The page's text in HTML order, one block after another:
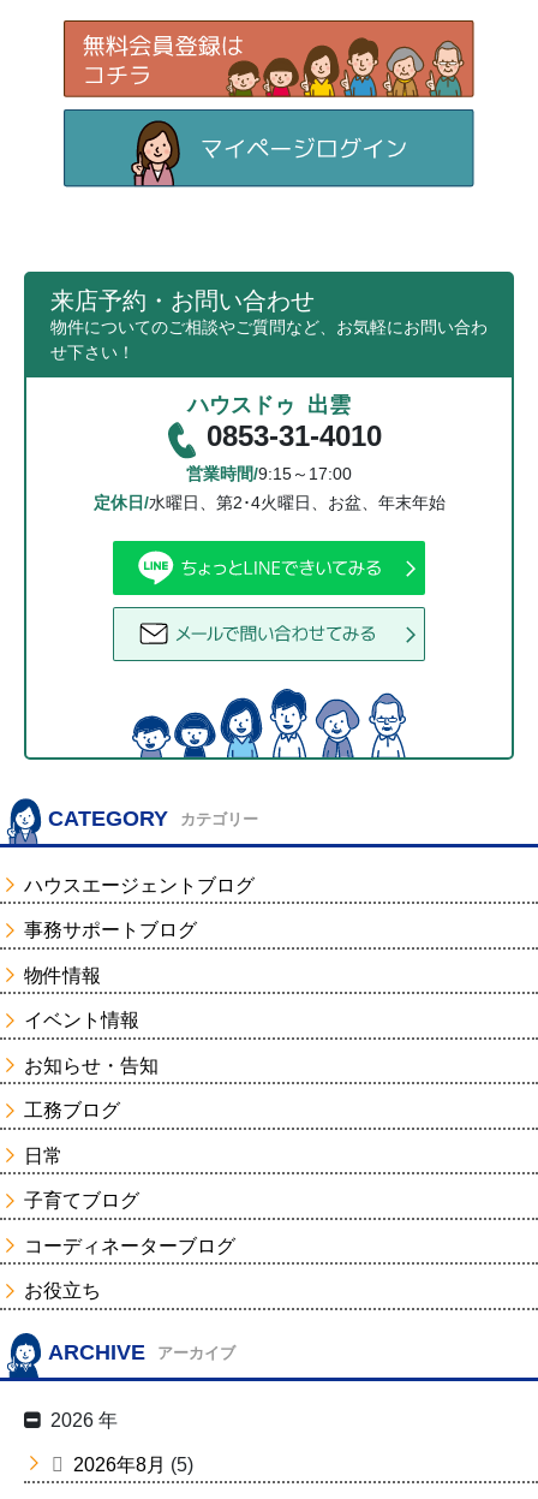
来店予約・お問い合わせ
物件についてのご相談やご質問など、お気軽にお問い合わ
せ下さい！
ハウスドゥ 出雲
0853-31-4010
営業時間/9:15～17:00
定休日/水曜日、第2･4火曜日、お盆、年末年始
CATEGORY カテゴリー
ハウスエージェントブログ
事務サポートブログ
物件情報
イベント情報
お知らせ・告知
工務ブログ
日常
子育てブログ
コーディネーターブログ
お役立ち
ARCHIVE アーカイブ
2026 年
2026年8月 (5)